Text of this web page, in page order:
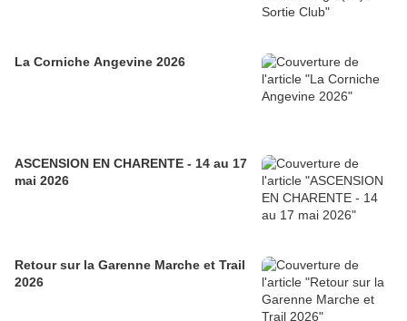
La Corniche Angevine 2026
ASCENSION EN CHARENTE - 14 au 17
mai 2026
Retour sur la Garenne Marche et Trail
2026